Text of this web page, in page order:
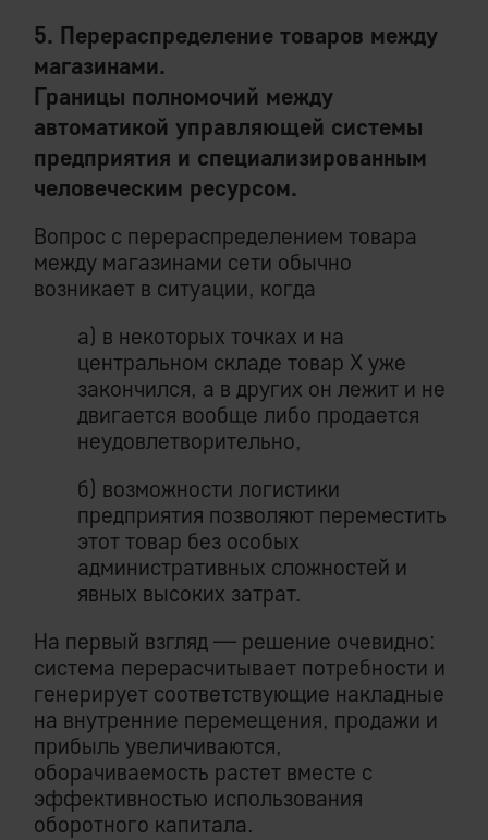
5. Перераспределение товаров между
магазинами.
Границы полномочий между
автоматикой управляющей системы
предприятия и специализированным
человеческим ресурсом.
Вопрос с перераспределением товара
между магазинами сети обычно
возникает в ситуации, когда
а) в некоторых точках и на
центральном складе товар Х уже
закончился, а в других он лежит и не
двигается вообще либо продается
неудовлетворительно,
б) возможности логистики
предприятия позволяют переместить
этот товар без особых
административных сложностей и
явных высоких затрат.
На первый взгляд — решение очевидно:
система перерасчитывает потребности и
генерирует соответствующие накладные
на внутренние перемещения, продажи и
прибыль увеличиваются,
оборачиваемость растет вместе с
эффективностью использования
оборотного капитала.